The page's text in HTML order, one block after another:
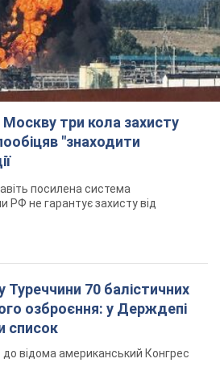
Москву три кола захисту
"знаходити
посилена система
РФ не гарантує захисту від
Туреччини 70 балістичних
озброєння: у Держдепі
список
відома американський Конгрес